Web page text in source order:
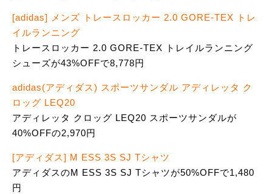
[adidas] メンズ トレースロッカー 2.0 GORE-TEX トレ
イルランニング
トレースロッカー 2.0 GORE-TEX トレイルランニング
シューズが43%OFFで8,778円
adidas(アディダス) スポーツサンダル アディレッタ ク
ロッグ LEQ20
アディレッタ クロッグ LEQ20 スポーツサンダルが
40%OFFの2,970円
[アディダス] M ESS 3S SJ Tシャツ
アディダスのM ESS 3S SJ Tシャツが50%OFFで1,480
円